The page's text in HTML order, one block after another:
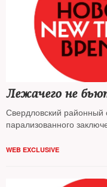
Лежачего не
Свердловский районный
парализованного
WEB EXCLUSIVE